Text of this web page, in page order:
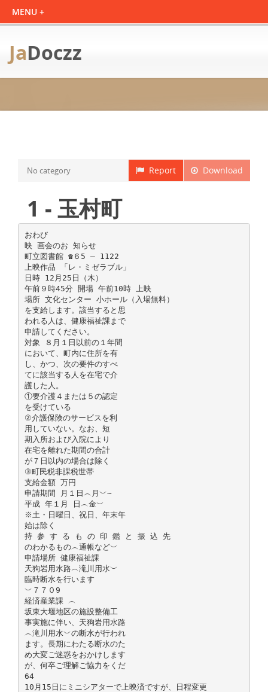
JaDoczz
Download
Report
No category
1 - 玉村町
おわび
映 画会のお 知らせ
町立図書館 ☎６5 ― 1122
上映作品 「レ・ミゼラブル」
日時 12月25日（木）
午前９時45分 開場 午前10時 上映
場所 文化センター 小ホール（入場無料）
を支給します。該当すると思
われる人は、健康福祉課まで
申請してください。
対象 ８月１日以前の１年間
において、町内に住所を有
し、かつ、次の要件のすべ
てに該当する人を在宅で介
護した人。
①要介護４または５の認定
を受けている
②介護保険のサービスを利
用していない。なお、短
期入所および入院により
在宅を離れた期間の合計
が７日以内の場合は除く
③町民税非課税世帯
支給金額 万円
申請期間 月１日︵月︶∼
平成 年１月 日︵金︶
※土・日曜日、祝日、年末年
始は除く
持 参 す る も の 印 鑑 と 振 込 先
のわかるもの︵通帳など︶
申請場所 健康福祉課
天狗岩用水路︵滝川用水︶
臨時断水を行います
︶７７０9
経済産業課 ︵
坂東大堰地区の施設整備工
事実施に伴い、天狗岩用水路
︵滝川用水︶の断水が行われ
ます。長期にわたる断水のた
め大変ご迷惑をおかけします
が、何卒ご理解ご協力をくだ
64
10月15日にミニシアターで上映済ですが、日程変更